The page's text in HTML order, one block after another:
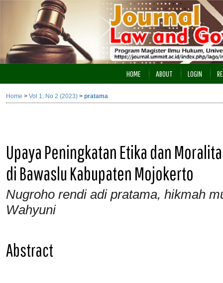
HOME ABOUT LOGIN
Home > Vol 1, No 2 (2023) > pratama
Upaya Peningkatan Etika dan
di Bawaslu Kabupaten Mojokerto
Nugroho rendi adi pratama, hikmah
Wahyuni
Abstract